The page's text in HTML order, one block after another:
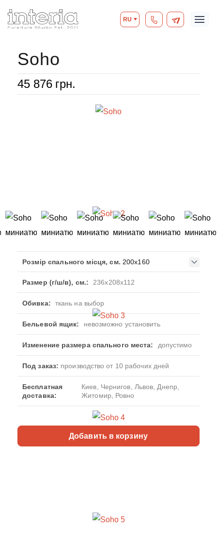
RU
Soho
45 876грн.
Розмір спального місця, см. 200x160
Размер (г/ш/в), см.: 236x208x112
Обивка: ткань на выбор
Бельевой ящик: невозможно установить
Изменение размера спального места: допустимо
Под заказ: производство от 10 рабочих дней
Бесплатная
доставка:
Киев, Чернигов, Львов, Днепр,
Житомир, Ровно
Добавить в корзину